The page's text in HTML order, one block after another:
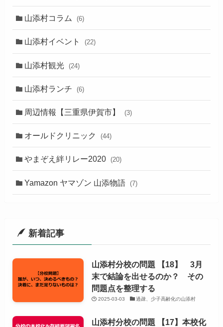
山添村コラム (6)
山添村イベント (22)
山添村観光 (24)
山添村ランチ (6)
周辺情報【三重県伊賀市】 (3)
オールドクリニック (44)
やまぞえ絆リレー2020 (20)
Yamazon ヤマゾン 山添物語 (7)
新着記事
山添村分校の問題 【18】 3月
末で結論を出せるのか？ その
問題点を整理する
2025-03-03 過疎、少子高齢化の山添村
山添村分校の問題 【17】本校化